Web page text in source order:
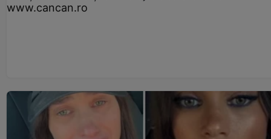
www.cancan.ro